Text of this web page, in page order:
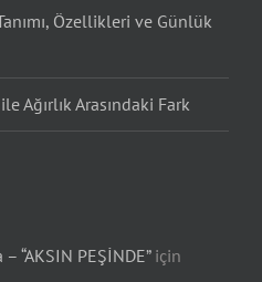
Özellikleri ve Günlük
Ağırlık Arasındaki Fark
“AKSIN PEŞİNDE”için